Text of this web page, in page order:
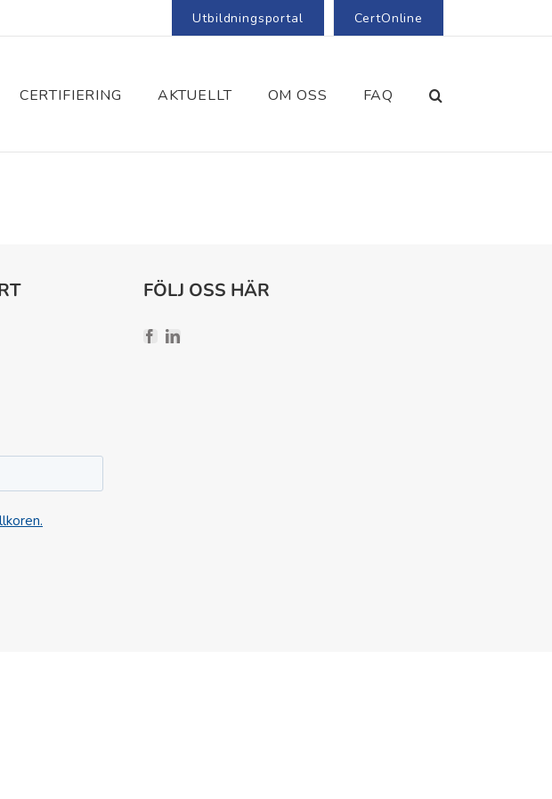
Utbildningsportal CertOnline
CERTIFIERING AKTUELLT OM OSS FAQ
FÖLJ OSS HÄR